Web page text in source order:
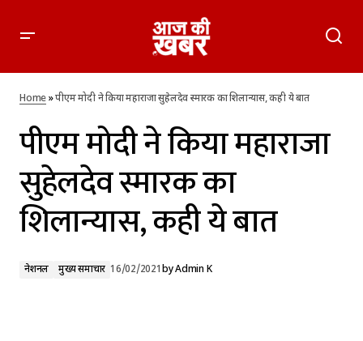
पीएम मोदी ने किया महाराजा सुहेलदेव स्मारक का शिलान्यास, कही ये बात
Home»पीएम मोदी ने किया महाराजा सुहेलदेव स्मारक का शिलान्यास, कही ये बात
पीएम मोदी ने किया महाराजा
सुहेलदेव स्मारक का
शिलान्यास, कही ये बात
नेशनल मुख्य समाचार 16/02/2021byAdmin K